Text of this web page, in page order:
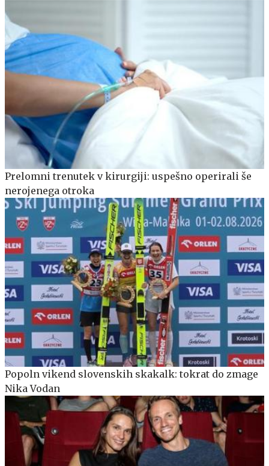
Prelomni trenutek v kirurgiji: uspešno operirali še
nerojenega otroka
Popoln vikend slovenskih skakalk: tokrat do zmage
Nika Vodan